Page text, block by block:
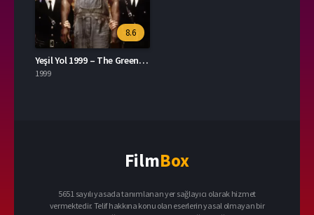
8.6
Yeşil Yol 1999 – The Green Mile 1080p Turkce Dublaj izle
1999
FilmBox
5651 sayılı yasada tanımlanan yer sağlayıcı olarak hizmet
vermektedir. Telif hakkına konu olan eserlerin yasal olmayan bir